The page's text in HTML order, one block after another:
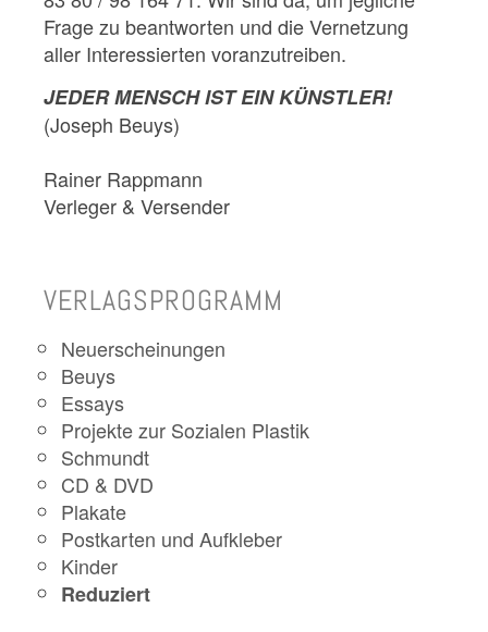
Frage zu beantworten und die Vernetzung
aller Interessierten voranzutreiben.
JEDER MENSCH IST EIN KÜNSTLER!
(Joseph Beuys)
Rainer Rappmann
Verleger & Versender
VERLAGSPROGRAMM
Neuerscheinungen
Beuys
Essays
Projekte zur Sozialen Plastik
Schmundt
CD & DVD
Plakate
Postkarten und Aufkleber
Kinder
Reduziert